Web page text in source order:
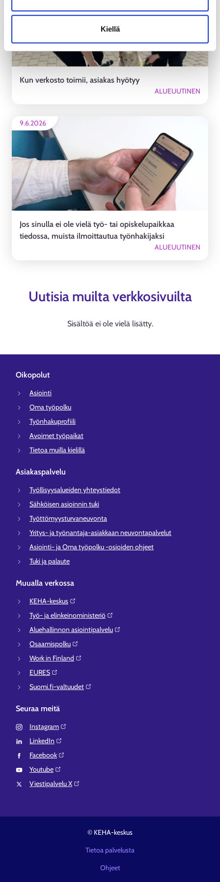
Kiellä
Kun verkosto toimii, asiakas hyötyy
ALUEUUTINEN
9.6.2026
Jos sinulla ei ole vielä työ- tai opiskelupaikkaa
tiedossa, muista ilmoittautua työnhakijaksi
ALUEUUTINEN
Uutisia muilta verkkosivuilta
Sisältöä ei ole vielä lisätty.
Oikopolut
Asiointi
Oma työpolku
Työnhakuprofiili
Avoimet työpaikat
Tietoa muilla kielillä
Asiakaspalvelu
Työllisyysalueiden yhteystiedot
Sähköisen asioinnin tuki
Työttömyysturvaneuvonta
Yritys- ja työnantaja-asiakkaan neuvontapalvelut
Asiointi- ja Oma työpolku -osioiden ohjeet
Tuki ja palaute
Muualla verkossa
KEHA-keskus⁠
Työ- ja elinkeinoministeriö⁠
Aluehallinnon asiointipalvelu⁠
Osaamispolku⁠
Work in Finland⁠
EURES⁠
Suomi.fi-valtuudet⁠
Seuraa meitä
Instagram⁠
LinkedIn⁠
Facebook⁠
Youtube⁠
Viestipalvelu X⁠
© KEHA-keskus
Tietoa palvelusta
Ohjeet